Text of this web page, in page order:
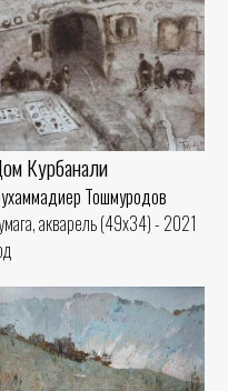
Курбанали
Тошмуродов
акварель (49x34) - 2021